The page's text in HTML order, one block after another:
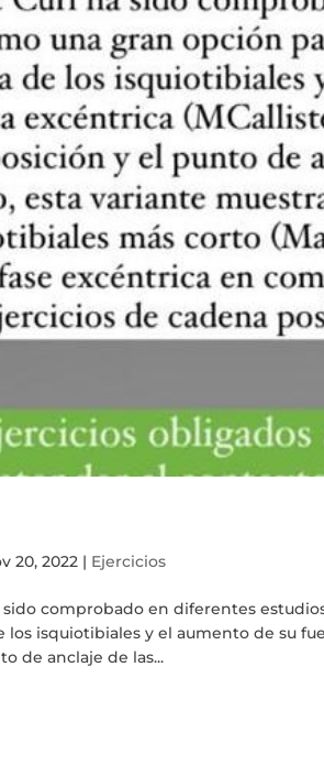
20, 2022 | Ejercicios
sido comprobado en diferentes
isquiotibiales y el aumento de su
de anclaje de las...